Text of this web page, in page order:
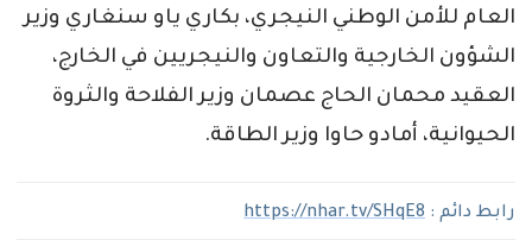
العام للأمن الوطني النيجري، بكاري ياو سنغاري وزير
الشؤون الخارجية والتعاون والنيجريين في الخارج،
العقيد محمان الحاج عصمان وزير الفلاحة والثروة
الحيوانية، أمادو حاوا وزير الطاقة.
رابط دائم : https://nhar.tv/SHqE8